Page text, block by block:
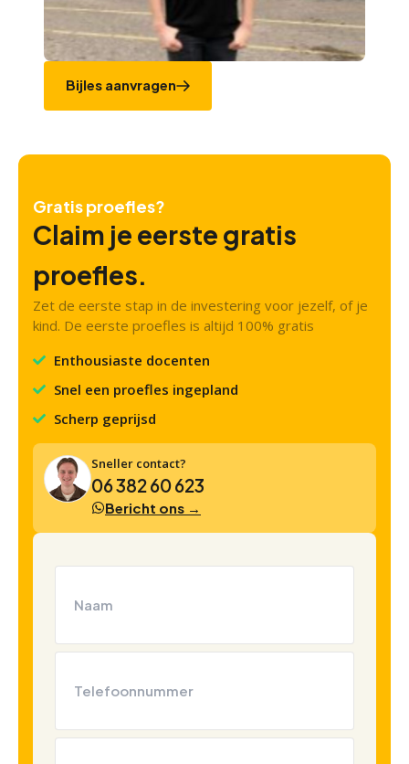
Bijles aanvragen
Gratis proefles?
Claim je eerste gratis
proefles.
Zet de eerste stap in de investering voor jezelf, of je
kind. De eerste proefles is altijd 100% gratis
Enthousiaste docenten
Snel een proefles ingepland
Scherp geprijsd
Sneller contact?
06 382 60 623
Bericht ons →
Telefoon(Vereist)
E-